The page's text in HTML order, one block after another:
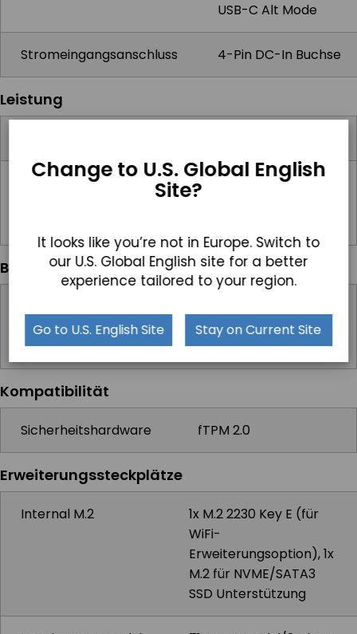
USB-C Alt Mode
Stromeingangsanschluss 4-Pin DC-In Buchse
Leistung
Standard-Netzteil
Externes
Betriebssysteme
Windows 11 IoT,
Windows 11 Pro
Kompatibilität
Sicherheitshardware fTPM 2.0
Erweiterungssteckplätze
Internal M.2
1x M.2 2230 Key E (für
WiFi-
Erweiterungsoption), 1x
M.2 für NVME/SATA3
SSD Unterstützung
Change to U.S. Global English
Site?
It looks like you’re not in Europe. Switch to
our U.S. Global English site for a better
experience tailored to your region.
Go to U.S. English Site Stay on Current Site